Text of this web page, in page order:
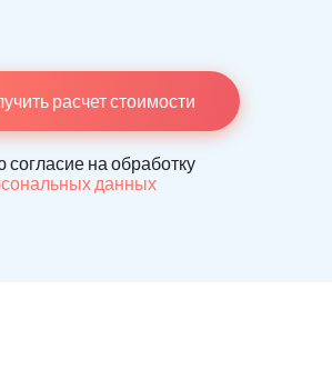
расчет стоимости
согласие на обработку
данных